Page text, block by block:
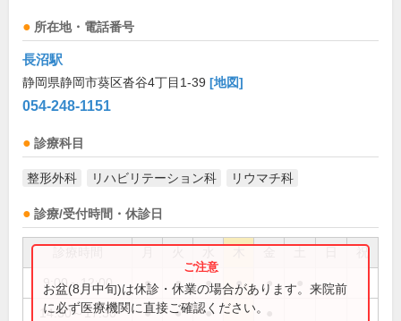
所在地・電話番号
長沼駅
静岡県静岡市葵区沓谷4丁目1-39 [地図]
054-248-1151
診療科目
整形外科 リハビリテーション科 リウマチ科
診療/受付時間・休診日
祝
9:00～12:00 ● ● ● ● ●
14:30～17:30 ● ● ●
お盆(8月中旬)は休診・休業の場合があります。来院前
に必ず医療機関に直接ご確認ください。